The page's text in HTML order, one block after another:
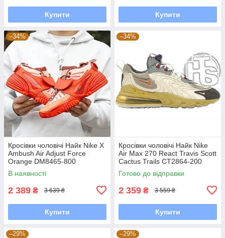
Купити Купити
–34%
Кросівки чоловічі Найк Nike X
Ambush Air Adjust Force
Orange DM8465-800
В наявності
2 389 ₴ 3 639 ₴
Купити
–34%
Кросівки чоловічі Найк Nike
Air Max 270 React Travis Scott
Cactus Trails CT2864-200
Готово до відправки
2 359 ₴ 3 559 ₴
Купити
–29% –29%